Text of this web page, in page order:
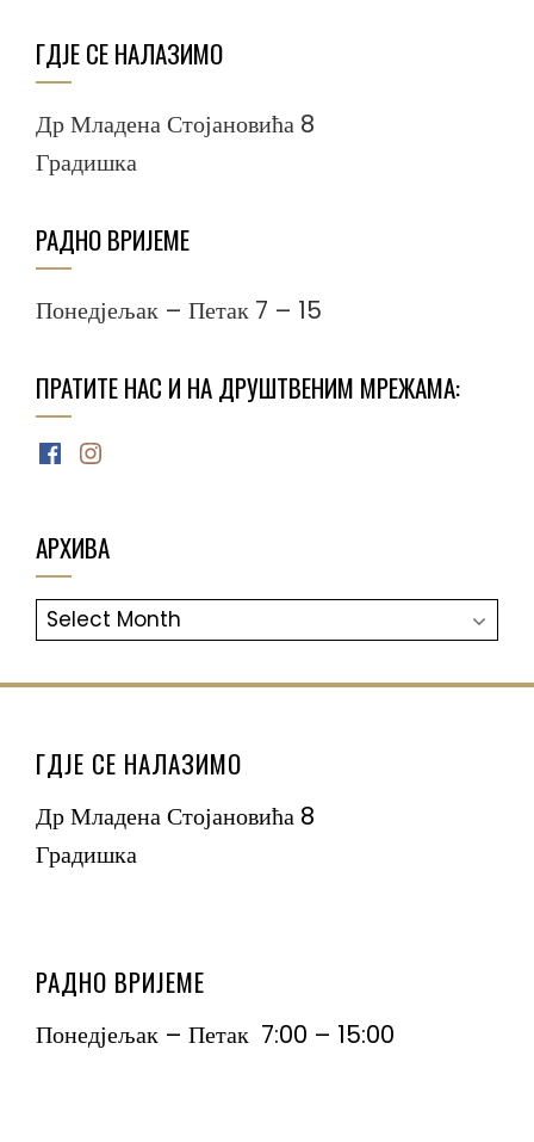
ГДЈЕ СЕ НАЛАЗИМО
Др Младена Стојановића 8
Градишка
РАДНО ВРИЈЕМЕ
Понедјељак – Петак 7 – 15
ПРАТИТЕ НАС И НА ДРУШТВЕНИМ МРЕЖАМА:
Facebook
Instagram
АРХИВА
АРХИВА
ГДЈЕ СЕ НАЛАЗИМО
Др Младена Стојановића 8
Градишка
РАДНО ВРИЈЕМЕ
Понедјељак – Петак 7:00 – 15:00